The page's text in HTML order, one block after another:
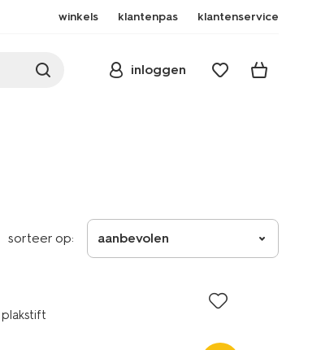
winkels klantenpas klantenservice
inloggen
sorteer op: aanbevolen
plakstift